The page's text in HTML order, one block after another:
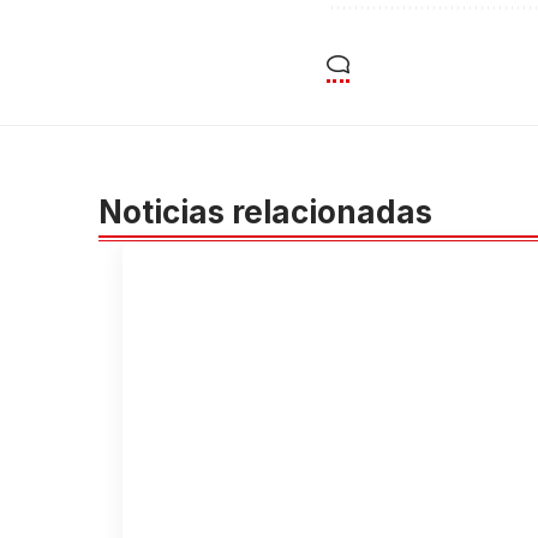
Noticias relacionadas